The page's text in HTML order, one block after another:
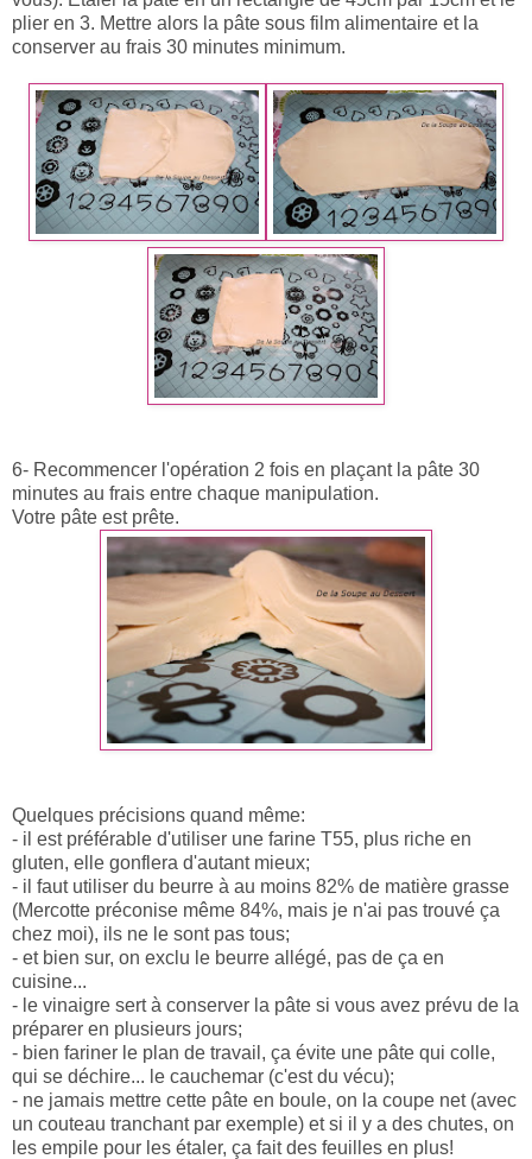
plier en 3. Mettre alors la pâte sous film alimentaire et la
conserver au frais 30 minutes minimum.
6- Recommencer l'opération 2 fois en plaçant la pâte 30
minutes au frais entre chaque manipulation.
Votre pâte est prête.
Quelques précisions quand même:
- il est préférable d'utiliser une farine T55, plus riche en
gluten, elle gonflera d'autant mieux;
- il faut utiliser du beurre à au moins 82% de matière grasse
(Mercotte préconise même 84%, mais je n'ai pas trouvé ça
chez moi), ils ne le sont pas tous;
- et bien sur, on exclu le beurre allégé, pas de ça en
cuisine...
- le vinaigre sert à conserver la pâte si vous avez prévu de la
préparer en plusieurs jours;
- bien fariner le plan de travail, ça évite une pâte qui colle,
qui se déchire... le cauchemar (c'est du vécu);
- ne jamais mettre cette pâte en boule, on la coupe net (avec
un couteau tranchant par exemple) et si il y a des chutes, on
les empile pour les étaler, ça fait des feuilles en plus!